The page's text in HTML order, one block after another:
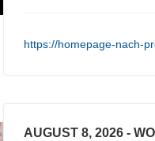
https://homepage-nach-
AUGUST 8, 2026 -